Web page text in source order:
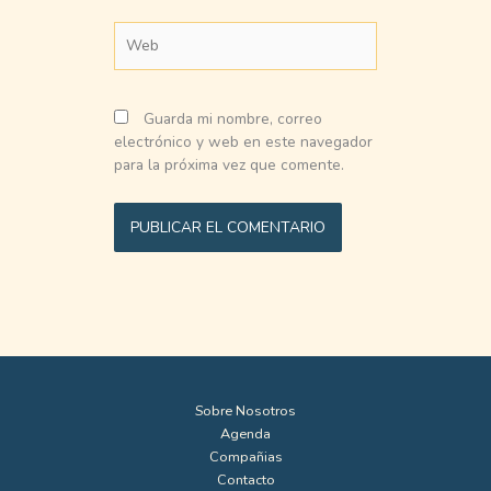
Guarda mi nombre, correo
electrónico y web en este navegador
para la próxima vez que comente.
Sobre Nosotros
Agenda
Compañias
Contacto